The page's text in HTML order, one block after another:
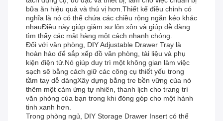
bữa ăn hiệu quả và thú vị hơn.Thiết kế điều chỉnh có
nghĩa là nó có thể chứa các chiều rộng ngăn kéo khác
nhauĐiều này giúp giảm sự lộn xộn và giúp dễ dàng
tìm thấy các mặt hàng một cách nhanh chóng.
Đối với văn phòng, DIY Adjustable Drawer Tray là
hoàn hảo để sắp xếp đồ văn phòng, tài liệu và phụ
kiện điện tử.Nó giúp duy trì một không gian làm việc
sạch sẽ bằng cách giữ các công cụ thiết yếu trong
tầm tay dễ dàngXây dựng bằng tre bền vững của nó
thêm một cảm ứng tự nhiên, thanh lịch cho trang trí
văn phòng của bạn trong khi đóng góp cho một hành
tinh xanh hơn.
Trong phòng ngủ, DIY Storage Drawer Insert có thể